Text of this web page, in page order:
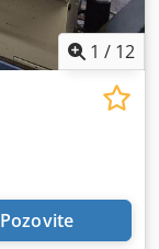
1 / 12
Pozovite